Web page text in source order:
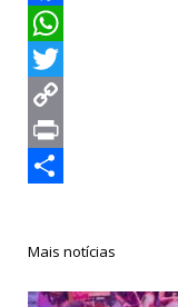
Facebook
WhatsApp
Twitter
Copy
Link
Print
Mais notícias